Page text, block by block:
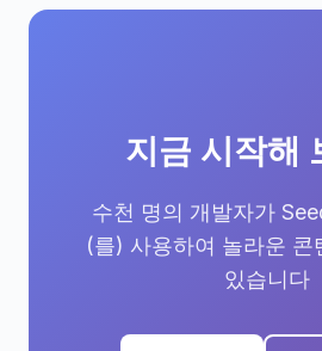
지금 시작해
수천 명의 개발자가
(를) 사용하여 놀라운 콘
있습니다